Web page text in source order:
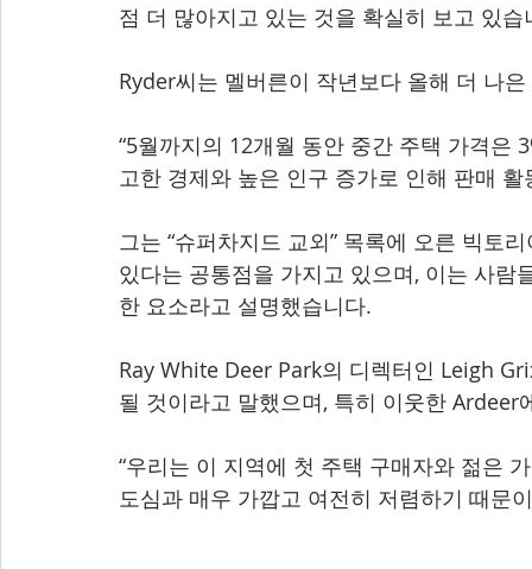
점 더 많아지고 있는 것을 확실히 보고 있습
Ryder씨는 멜버른이 작년보다 올해 더 나
“5월까지의 12개월 동안 중간 주택 가격은
고한 경제와 높은 인구 증가로 인해 판매
그는 “슈퍼차지드 교외” 목록에 오른 빅토
있다는 공통점을 가지고 있으며, 이는 사
한 요소라고 설명했습니다.
Ray White Deer Park의 디렉터인 Leigh
될 것이라고 말했으며, 특히 이웃한
“우리는 이 지역에 첫 주택 구매자와 젊은
도심과 매우 가깝고 여전히 저렴하기 때문